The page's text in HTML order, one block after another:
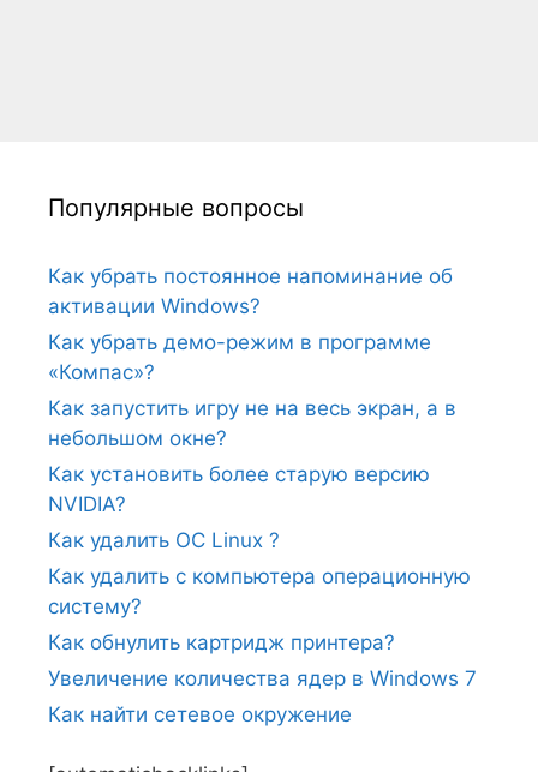
Популярные вопросы
Как убрать постоянное напоминание об
активации Windows?
Как убрать демо-режим в программе
«Компас»?
Как запустить игру не на весь экран, а в
небольшом окне?
Как установить более старую версию
NVIDIA?
Как удалить ОС Linux ?
Как удалить с компьютера операционную
систему?
Как обнулить картридж принтера?
Увеличение количества ядер в Windows 7
Как найти сетевое окружение